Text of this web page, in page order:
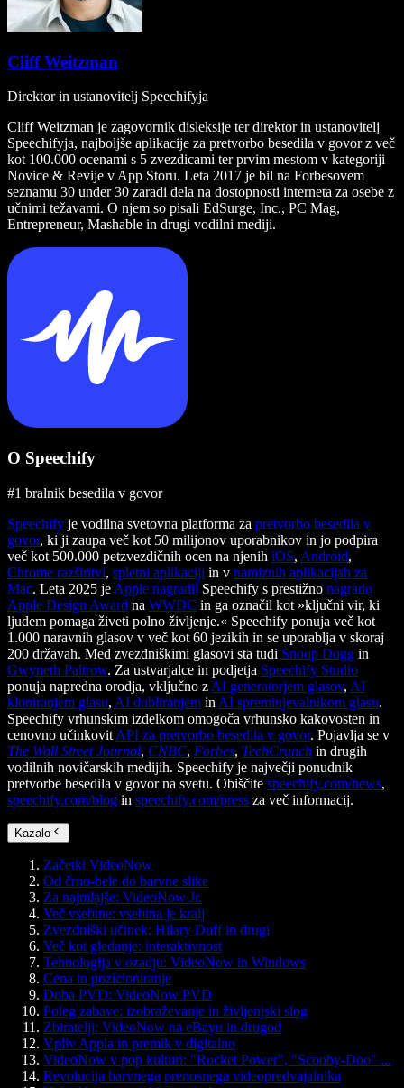
Cliff Weitzman
Direktor in ustanovitelj Speechifyja
Cliff Weitzman je zagovornik disleksije ter direktor in ustanovitelj
Speechifyja, najboljše aplikacije za pretvorbo besedila v govor z več
kot 100.000 ocenami s 5 zvezdicami ter prvim mestom v kategoriji
Novice & Revije v App Storu. Leta 2017 je bil na Forbesovem
seznamu 30 under 30 zaradi dela na dostopnosti interneta za osebe z
učnimi težavami. O njem so pisali EdSurge, Inc., PC Mag,
Entrepreneur, Mashable in drugi vodilni mediji.
O Speechify
#1 bralnik besedila v govor
Speechify je vodilna svetovna platforma za pretvorbo besedila v
govor, ki ji zaupa več kot 50 milijonov uporabnikov in jo podpira
več kot 500.000 petzvezdičnih ocen na njenih iOS, Android,
Chrome razširitvi, spletni aplikaciji in v namiznih aplikacijah za
Mac. Leta 2025 je Apple nagradil Speechify s prestižno nagrado
Apple Design Award na WWDC in ga označil kot »ključni vir, ki
ljudem pomaga živeti polno življenje.« Speechify ponuja več kot
1.000 naravnih glasov v več kot 60 jezikih in se uporablja v skoraj
200 državah. Med zvezdniškimi glasovi sta tudi Snoop Dogg in
Gwyneth Paltrow. Za ustvarjalce in podjetja Speechify Studio
ponuja napredna orodja, vključno z AI generatorjem glasov, AI
kloniranjem glasu, AI dubliranjem in AI spreminjevalnikom glasu.
Speechify vrhunskim izdelkom omogoča vrhunsko kakovosten in
cenovno učinkovit API za pretvorbo besedila v govor. Pojavlja se v
The Wall Street Journal, CNBC, Forbes, TechCrunch in drugih
vodilnih novičarskih medijih. Speechify je največji ponudnik
pretvorbe besedila v govor na svetu. Obiščite speechify.com/news,
speechify.com/blog in speechify.com/press za več informacij.
Kazalo
Začetki VideoNow
Od črno-bele do barvne slike
Za najmlajše: VideoNow Jr.
Več vsebine: vsebina je kralj
Zvezdniški učinek: Hilary Duff in drugi
Več kot gledanje: interaktivnost
Tehnologija v ozadju: VideoNow in Windows
Cena in pozicioniranje
Doba PVD: VideoNow PVD
Poleg zabave: izobraževanje in življenjski slog
Zbiratelji: VideoNow na eBayu in drugod
Vpliv Appla in premik v digitalno
VideoNow v pop kulturi: "Rocket Power", "Scooby-Doo" ...
Revolucija barvnega prenosnega videopredvajalnika